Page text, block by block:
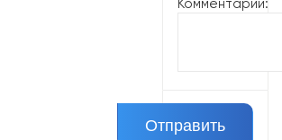
Комментарий: